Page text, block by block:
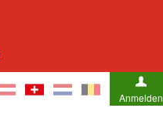
Anmelden